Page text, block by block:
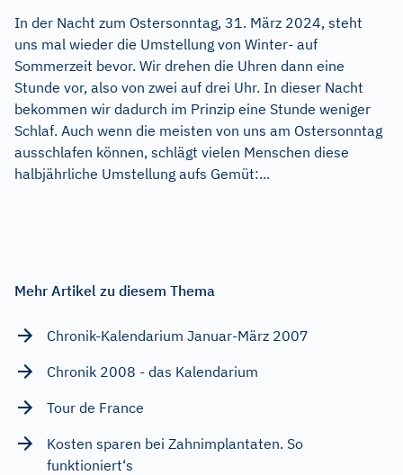
In der Nacht zum Ostersonntag, 31. März 2024, steht
uns mal wieder die Umstellung von Winter- auf
Sommerzeit bevor. Wir drehen die Uhren dann eine
Stunde vor, also von zwei auf drei Uhr. In dieser Nacht
bekommen wir dadurch im Prinzip eine Stunde weniger
Schlaf. Auch wenn die meisten von uns am Ostersonntag
ausschlafen können, schlägt vielen Menschen diese
halbjährliche Umstellung aufs Gemüt:...
Mehr Artikel zu diesem Thema
Chronik-Kalendarium Januar-März 2007
Chronik 2008 - das Kalendarium
Tour de France
Kosten sparen bei Zahnimplantaten. So
funktioniert‘s